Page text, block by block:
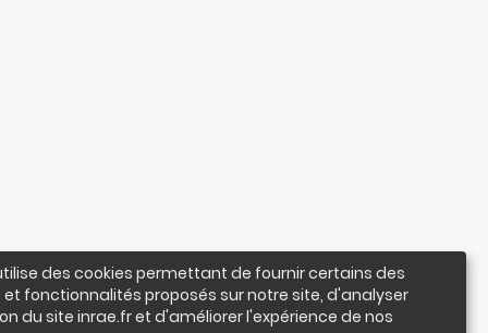
des cookies permettant de fournir certains des
et fonctionnalités proposés sur notre site, d'analyser
du site inrae.fr et d'améliorer l'expérience de nos